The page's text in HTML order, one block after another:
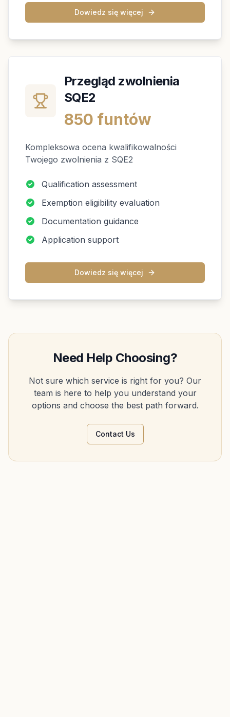
Dowiedz się więcej
Przegląd zwolnienia
SQE2
850 funtów
Kompleksowa ocena kwalifikowalności
Twojego zwolnienia z SQE2
Qualification assessment
Exemption eligibility evaluation
Documentation guidance
Application support
Dowiedz się więcej
Need Help Choosing?
Not sure which service is right for you? Our
team is here to help you understand your
options and choose the best path forward.
Contact Us